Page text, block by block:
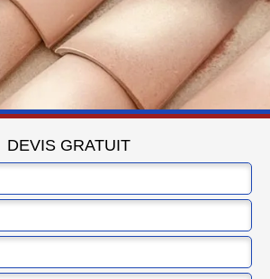
DEVIS GRATUIT